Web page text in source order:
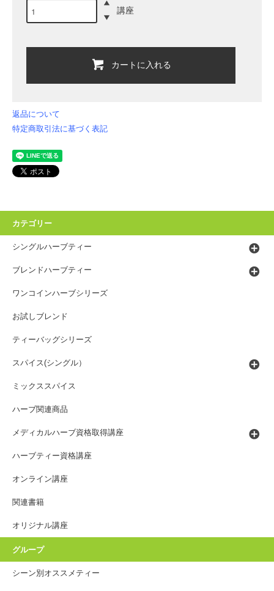
講座
カートに入れる
返品について
特定商取引法に基づく表記
カテゴリー
シングルハーブティー
ブレンドハーブティー
ワンコインハーブシリーズ
お試しブレンド
ティーバッグシリーズ
スパイス(シングル）
ミックススパイス
ハーブ関連商品
メディカルハーブ資格取得講座
ハーブティー資格講座
オンライン講座
関連書籍
オリジナル講座
グループ
シーン別オススメティー